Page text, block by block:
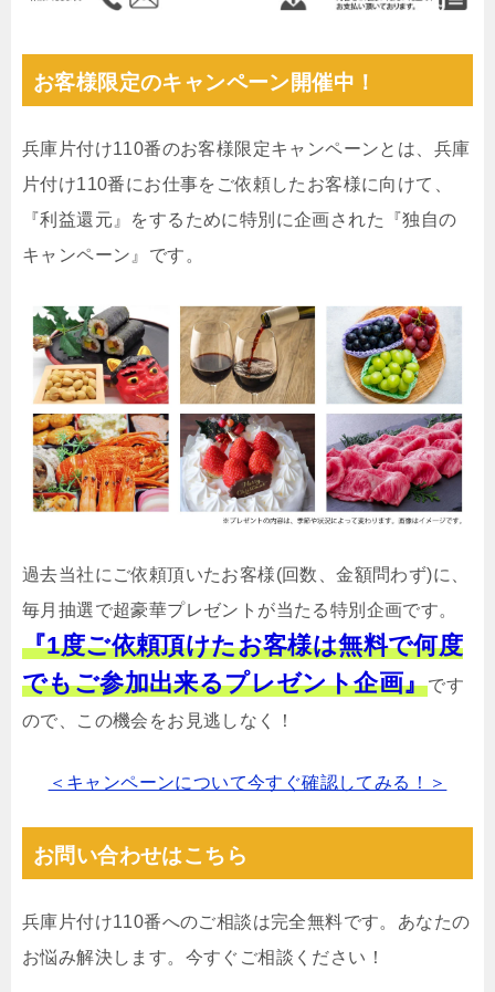
お客様限定のキャンペーン開催中！
兵庫片付け110番のお客様限定キャンペーンとは、兵庫
片付け110番にお仕事をご依頼したお客様に向けて、
『利益還元』をするために特別に企画された『独自の
キャンペーン』です。
過去当社にご依頼頂いたお客様(回数、金額問わず)に、
毎月抽選で超豪華プレゼントが当たる特別企画です。
『1度ご依頼頂けたお客様は無料で何度
でもご参加出来るプレゼント企画』です
ので、この機会をお見逃しなく！
＜キャンペーンについて今すぐ確認してみる！＞
お問い合わせはこちら
兵庫片付け110番へのご相談は完全無料です。あなたの
お悩み解決します。今すぐご相談ください！